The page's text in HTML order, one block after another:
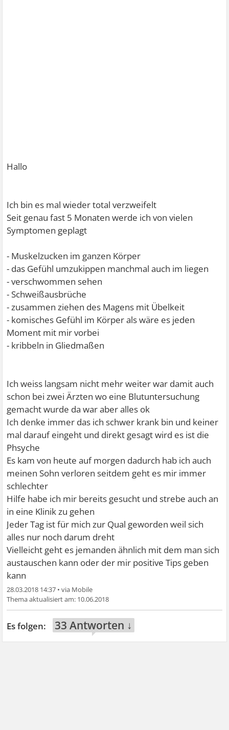
Hallo
Ich bin es mal wieder total verzweifelt
Seit genau fast 5 Monaten werde ich von vielen
Symptomen geplagt
- Muskelzucken im ganzen Körper
- das Gefühl umzukippen manchmal auch im liegen
- verschwommen sehen
- Schweißausbrüche
- zusammen ziehen des Magens mit Übelkeit
- komisches Gefühl im Körper als wäre es jeden
Moment mit mir vorbei
- kribbeln in Gliedmaßen
Ich weiss langsam nicht mehr weiter war damit auch
schon bei zwei Ärzten wo eine Blutuntersuchung
gemacht wurde da war aber alles ok
Ich denke immer das ich schwer krank bin und keiner
mal darauf eingeht und direkt gesagt wird es ist die
Phsyche
Es kam von heute auf morgen dadurch hab ich auch
meinen Sohn verloren seitdem geht es mir immer
schlechter
Hilfe habe ich mir bereits gesucht und strebe auch an
in eine Klinik zu gehen
Jeder Tag ist für mich zur Qual geworden weil sich
alles nur noch darum dreht
Vielleicht geht es jemanden ähnlich mit dem man sich
austauschen kann oder der mir positive Tips geben
kann
28.03.2018 14:37 •
10.06.2018
33 Antworten ↓